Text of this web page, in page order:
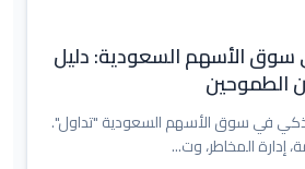
سوق الأسهم السعودية: دليل
الطموحين
في سوق الأسهم السعودية "تداول".
إدارة المخاطر، وت...